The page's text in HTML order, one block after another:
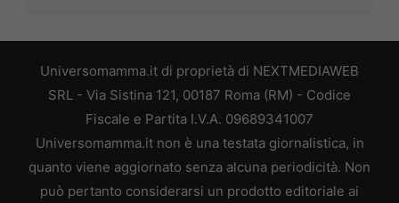
Universomamma.it di proprietà di NEXTMEDIAWEB
SRL - Via Sistina 121, 00187 Roma (RM) - Codice
Fiscale e Partita I.V.A. 09689341007
Universomamma.it non è una testata giornalistica, in
quanto viene aggiornato senza alcuna periodicità. Non
può pertanto considerarsi un prodotto editoriale ai